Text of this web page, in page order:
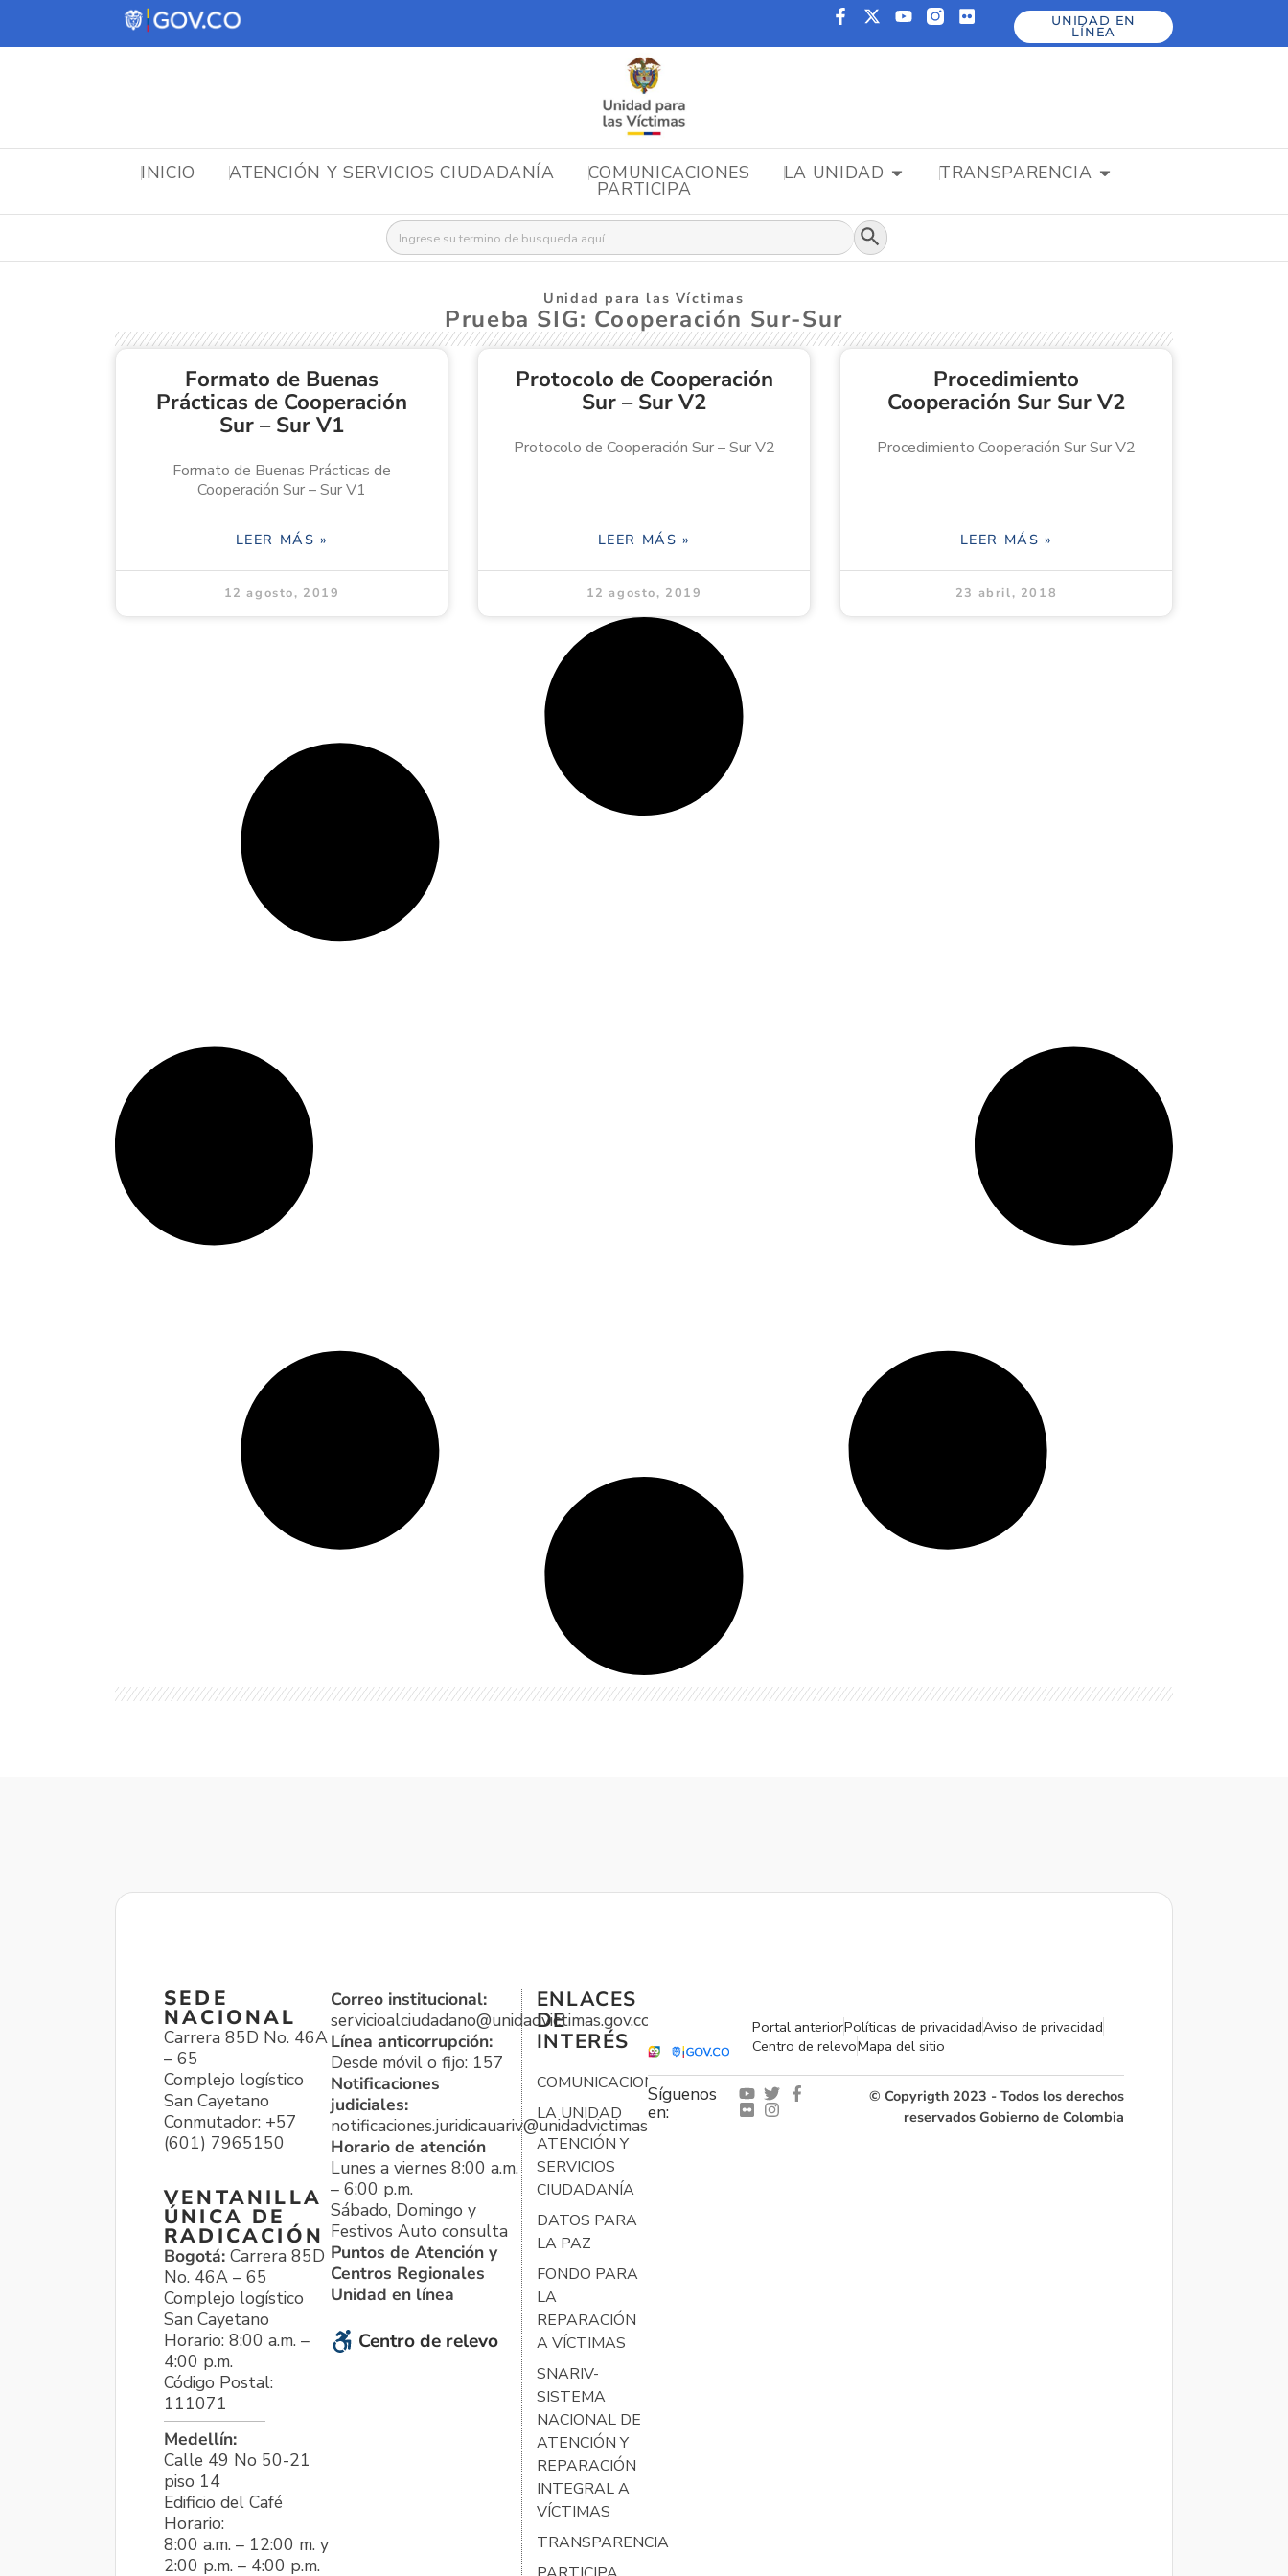
UNIDAD EN
LÍNEA
INICIO ATENCIÓN Y SERVICIOS CIUDADANÍA COMUNICACIONES LA UNIDAD TRANSPARENCIA
PARTICIPA
Buscar: Botón de búsqueda
Unidad para las Víctimas
Prueba SIG: Cooperación Sur-Sur
Formato de Buenas
Prácticas de Cooperación
Sur – Sur V1
Formato de Buenas Prácticas de
Cooperación Sur – Sur V1
LEER MÁS »
12 agosto, 2019
Protocolo de Cooperación
Sur – Sur V2
Protocolo de Cooperación Sur – Sur V2
LEER MÁS »
12 agosto, 2019
Procedimiento
Cooperación Sur Sur V2
Procedimiento Cooperación Sur Sur V2
LEER MÁS »
23 abril, 2018
SEDE
NACIONAL
Carrera 85D No. 46A
– 65
Complejo logístico
San Cayetano
Conmutador: +57
(601) 7965150
VENTANILLA
ÚNICA DE
RADICACIÓN
Bogotá: Carrera 85D
No. 46A – 65
Complejo logístico
San Cayetano
Horario: 8:00 a.m. –
4:00 p.m.
Código Postal:
111071
Medellín:
Calle 49 No 50-21
piso 14
Edificio del Café
Horario:
8:00 a.m. – 12:00 m. y
2:00 p.m. – 4:00 p.m.
Correo institucional:
servicioalciudadano@unidadvictimas.gov.co
Línea anticorrupción:
Desde móvil o fijo: 157
Notificaciones
judiciales:
notificaciones.juridicauariv@unidadvictimas.gov.co
Horario de atención
Lunes a viernes 8:00 a.m.
– 6:00 p.m.
Sábado, Domingo y
Festivos Auto consulta
Puntos de Atención y
Centros Regionales
Unidad en línea
Centro de relevo
ENLACES
DE
INTERÉS
COMUNICACIONES
LA UNIDAD
ATENCIÓN Y
SERVICIOS
CIUDADANÍA
DATOS PARA
LA PAZ
FONDO PARA
LA
REPARACIÓN
A VÍCTIMAS
SNARIV-
SISTEMA
NACIONAL DE
ATENCIÓN Y
REPARACIÓN
INTEGRAL A
VÍCTIMAS
TRANSPARENCIA
Portal anteriorPolíticas de privacidadAviso de privacidad
Centro de relevoMapa del sitio
Síguenos
en:
© Copyrigth 2023 - Todos los derechos
reservados Gobierno de Colombia